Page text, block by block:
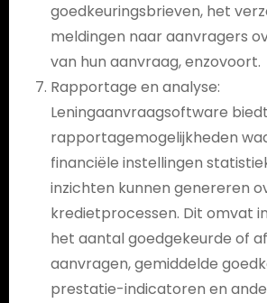
goedkeuringsbrieven, het
meldingen naar aanvragers
van hun aanvraag, enzovoort.
Rapportage en analyse:
Leningaanvraagsoftware
rapportagemogelijkheden
financiële instellingen
inzichten kunnen genereren
kredietprocessen. Dit omvat
het aantal goedgekeurde of
aanvragen, gemiddelde
prestatie-indicatoren en